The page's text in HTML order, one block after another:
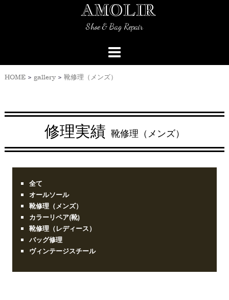
AMOLIR
Shoe & Bag Repair
HOME> gallery> 靴修理（メンズ）
修理実績 靴修理（メンズ）
全て
オールソール
靴修理（メンズ）
カラーリペア(靴)
靴修理（レディース）
バッグ修理
ヴィンテージスチール